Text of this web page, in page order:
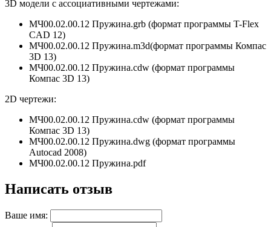
3D модели с ассоциативными чертежами:
МЧ00.02.00.12 Пружина.grb (формат программы T-Flex
CAD 12)
МЧ00.02.00.12 Пружина.m3d(формат программы Компас
3D 13)
МЧ00.02.00.12 Пружина.cdw (формат программы
Компас 3D 13)
2D чертежи:
МЧ00.02.00.12 Пружина.cdw (формат программы
Компас 3D 13)
МЧ00.02.00.12 Пружина.dwg (формат программы
Autocad 2008)
МЧ00.02.00.12 Пружина.pdf
Написать отзыв
Ваше имя: